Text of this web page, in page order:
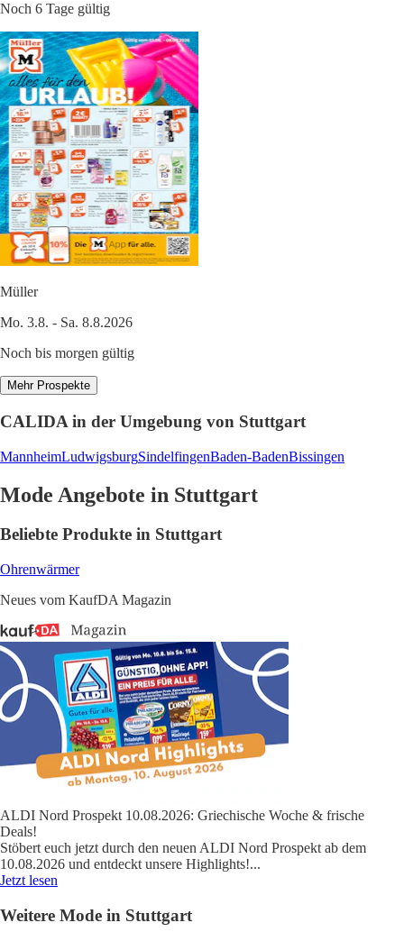
Noch 6 Tage gültig
Müller
Mo. 3.8. - Sa. 8.8.2026
Noch bis morgen gültig
Mehr Prospekte
CALIDA in der Umgebung von Stuttgart
MannheimLudwigsburgSindelfingenBaden-BadenBissingen
Mode Angebote in Stuttgart
Beliebte Produkte in Stuttgart
Ohrenwärmer
Neues vom KaufDA Magazin
ALDI Nord Prospekt 10.08.2026: Griechische Woche & frische
Deals!
Stöbert euch jetzt durch den neuen ALDI Nord Prospekt ab dem
10.08.2026 und entdeckt unsere Highlights!...
Jetzt lesen
Weitere Mode in Stuttgart